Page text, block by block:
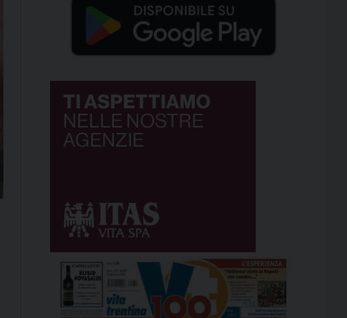
Orzinuovi fino alla stele dei […]